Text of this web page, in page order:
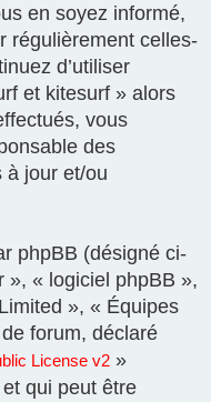
en soyez informé,
régulièrement celles-
d’utiliser
et kitesurf » alors
vous
des
à jour et/ou
phpBB (désigné ci-
», « logiciel phpBB »,
», « Équipes
forum, déclaré
License v2 »
qui peut être